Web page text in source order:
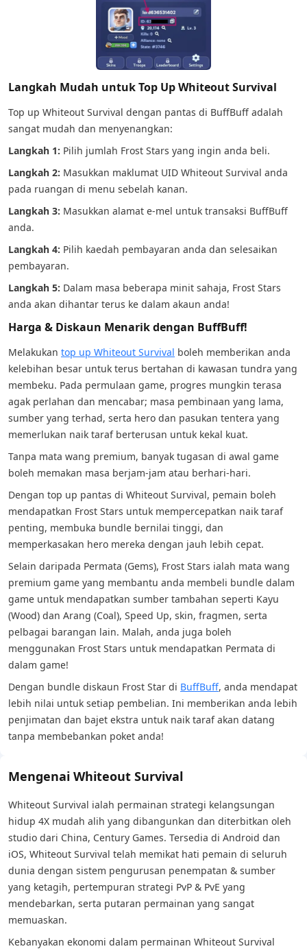
Langkah Mudah untuk Top Up Whiteout Survival
Top up Whiteout Survival dengan pantas di BuffBuff adalah
sangat mudah dan menyenangkan:
Langkah 1: Pilih jumlah Frost Stars yang ingin anda beli.
Langkah 2: Masukkan maklumat UID Whiteout Survival anda
pada ruangan di menu sebelah kanan.
Langkah 3: Masukkan alamat e-mel untuk transaksi BuffBuff
anda.
Langkah 4: Pilih kaedah pembayaran anda dan selesaikan
pembayaran.
Langkah 5: Dalam masa beberapa minit sahaja, Frost Stars
anda akan dihantar terus ke dalam akaun anda!
Harga & Diskaun Menarik dengan BuffBuff!
Melakukan top up Whiteout Survival boleh memberikan anda
kelebihan besar untuk terus bertahan di kawasan tundra yang
membeku. Pada permulaan game, progres mungkin terasa
agak perlahan dan mencabar; masa pembinaan yang lama,
sumber yang terhad, serta hero dan pasukan tentera yang
memerlukan naik taraf berterusan untuk kekal kuat.
Tanpa mata wang premium, banyak tugasan di awal game
boleh memakan masa berjam-jam atau berhari-hari.
Dengan top up pantas di Whiteout Survival, pemain boleh
mendapatkan Frost Stars untuk mempercepatkan naik taraf
penting, membuka bundle bernilai tinggi, dan
memperkasakan hero mereka dengan jauh lebih cepat.
Selain daripada Permata (Gems), Frost Stars ialah mata wang
premium game yang membantu anda membeli bundle dalam
game untuk mendapatkan sumber tambahan seperti Kayu
(Wood) dan Arang (Coal), Speed Up, skin, fragmen, serta
pelbagai barangan lain. Malah, anda juga boleh
menggunakan Frost Stars untuk mendapatkan Permata di
dalam game!
Dengan bundle diskaun Frost Star di BuffBuff, anda mendapat
lebih nilai untuk setiap pembelian. Ini memberikan anda lebih
penjimatan dan bajet ekstra untuk naik taraf akan datang
tanpa membebankan poket anda!
Mengenai Whiteout Survival
Whiteout Survival ialah permainan strategi kelangsungan
hidup 4X mudah alih yang dibangunkan dan diterbitkan oleh
studio dari China, Century Games. Tersedia di Android dan
iOS, Whiteout Survival telah memikat hati pemain di seluruh
dunia dengan sistem pengurusan penempatan & sumber
yang ketagih, pertempuran strategi PvP & PvE yang
mendebarkan, serta putaran permainan yang sangat
memuaskan.
Kebanyakan ekonomi dalam permainan Whiteout Survival